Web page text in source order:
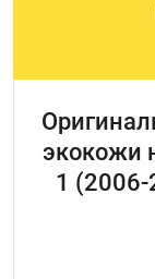
экокожи
1